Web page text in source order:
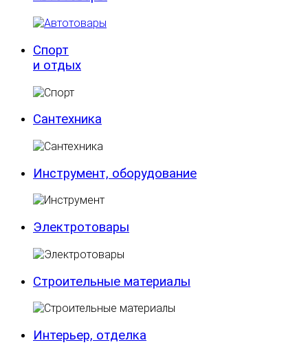
Спорт
и отдых
Сантехника
Инструмент, оборудование
Электротовары
Строительные материалы
Интерьер, отделка